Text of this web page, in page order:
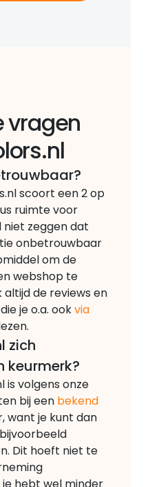
vragen
scoort een 2 op
ruimte voor
zeggen dat
onbetrouwbaar
om de
webshop te
de reviews en
je o.a. ookvia
zich
keurmerk?
is volgens onze
bij een bekend
want je kunt dan
Dit hoeft niet te
hebt wel minder